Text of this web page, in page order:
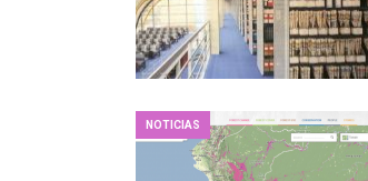
NOTICIAS